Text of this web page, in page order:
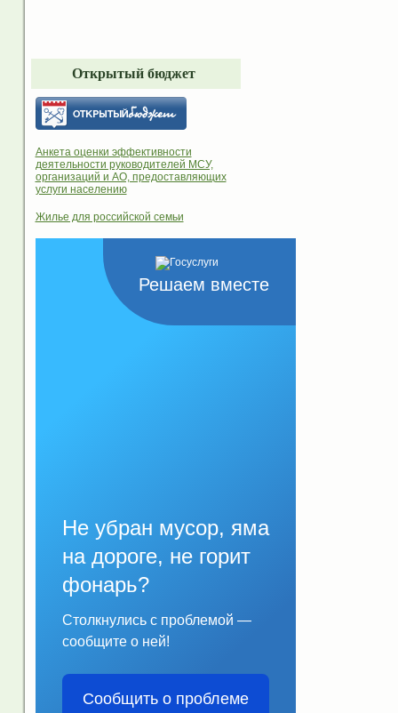
Открытый бюджет
Анкета оценки эффективности
деятельности руководителей МСУ,
организаций и АО, предоставляющих
услуги населению
Жилье для российской семьи
Решаем вместе
Не убран мусор, яма
на дороге, не горит
фонарь?
Столкнулись с проблемой —
сообщите о ней!
Сообщить о проблеме